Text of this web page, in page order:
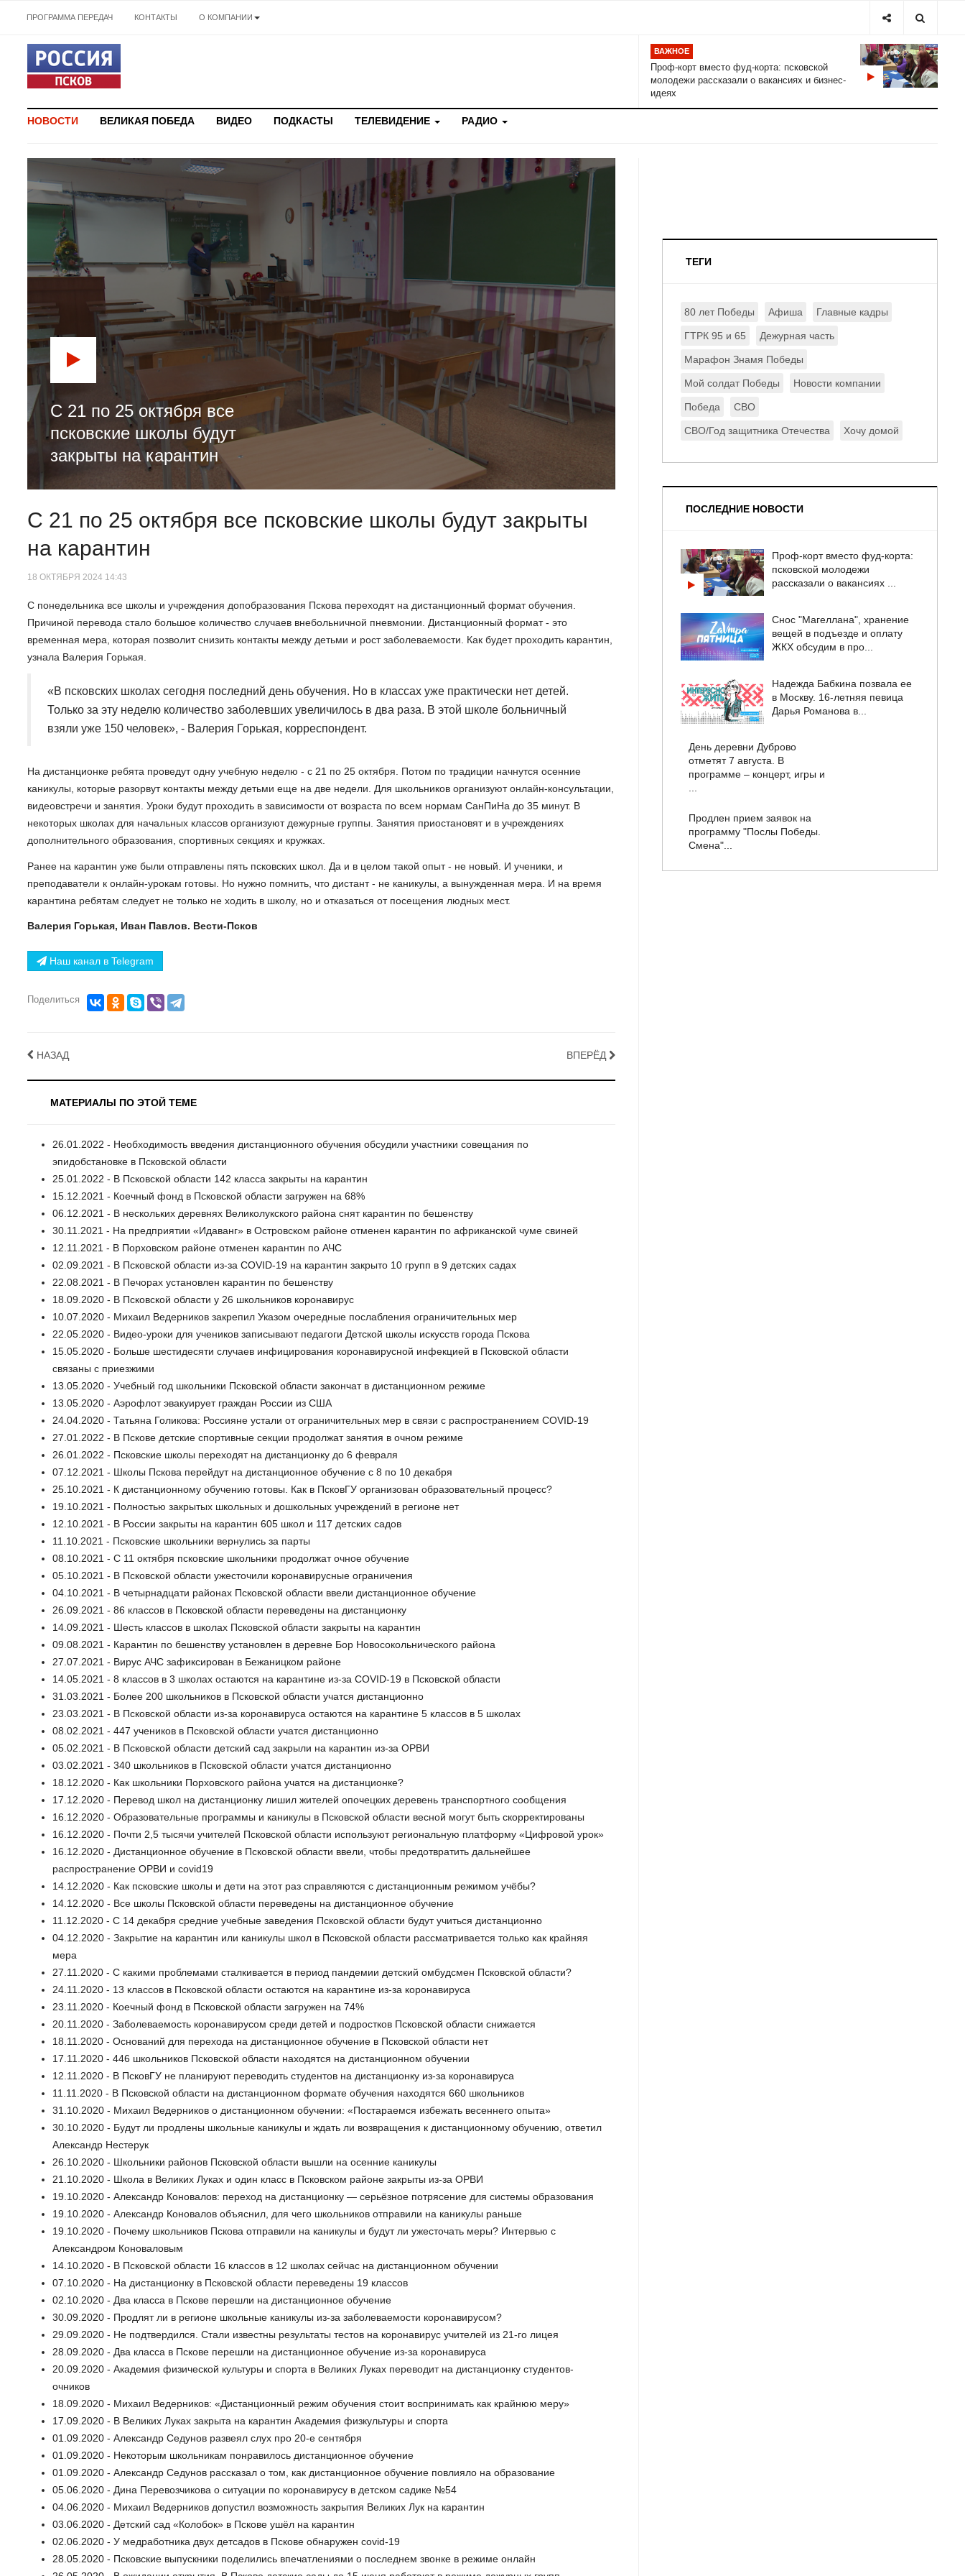
ПРОГРАММА ПЕРЕДАЧ КОНТАКТЫ О КОМПАНИИ
ВАЖНОЕ
Проф-корт вместо фуд-корта: псковской
молодежи рассказали о вакансиях и бизнес-
идеях
НОВОСТИ ВЕЛИКАЯ ПОБЕДА ВИДЕО ПОДКАСТЫ ТЕЛЕВИДЕНИЕ РАДИО
С 21 по 25 октября все
псковские школы будут
закрыты на карантин
С 21 по 25 октября все псковские школы будут закрыты
на карантин
18 ОКТЯБРЯ 2024 14:43
C понедельника все школы и учреждения допобразования Пскова переходят на дистанционный формат обучения.
Причиной перевода стало большое количество случаев внебольничной пневмонии. Дистанционный формат - это
временная мера, которая позволит снизить контакты между детьми и рост заболеваемости. Как будет проходить карантин,
узнала Валерия Горькая.
«В псковских школах сегодня последний день обучения. Но в классах уже практически нет детей.
Только за эту неделю количество заболевших увеличилось в два раза. В этой школе больничный
взяли уже 150 человек», - Валерия Горькая, корреспондент.
На дистанционке ребята проведут одну учебную неделю - с 21 по 25 октября. Потом по традиции начнутся осенние
каникулы, которые разорвут контакты между детьми еще на две недели. Для школьников организуют онлайн-консультации,
видеовстречи и занятия. Уроки будут проходить в зависимости от возраста по всем нормам СанПиНа до 35 минут. В
некоторых школах для начальных классов организуют дежурные группы. Занятия приостановят и в учреждениях
дополнительного образования, спортивных секциях и кружках.
Ранее на карантин уже были отправлены пять псковских школ. Да и в целом такой опыт - не новый. И ученики, и
преподаватели к онлайн-урокам готовы. Но нужно помнить, что дистант - не каникулы, а вынужденная мера. И на время
карантина ребятам следует не только не ходить в школу, но и отказаться от посещения людных мест.
Валерия Горькая, Иван Павлов. Вести-Псков
Наш канал в Telegram
Поделиться
НАЗАД ВПЕРЁД
МАТЕРИАЛЫ ПО ЭТОЙ ТЕМЕ
26.01.2022 - Необходимость введения дистанционного обучения обсудили участники совещания по
эпидобстановке в Псковской области
25.01.2022 - В Псковской области 142 класса закрыты на карантин
15.12.2021 - Коечный фонд в Псковской области загружен на 68%
06.12.2021 - В нескольких деревнях Великолукского района снят карантин по бешенству
30.11.2021 - На предприятии «Идаванг» в Островском районе отменен карантин по африканской чуме свиней
12.11.2021 - В Порховском районе отменен карантин по АЧС
02.09.2021 - В Псковской области из-за COVID-19 на карантин закрыто 10 групп в 9 детских садах
22.08.2021 - В Печорах установлен карантин по бешенству
18.09.2020 - В Псковской области у 26 школьников коронавирус
10.07.2020 - Михаил Ведерников закрепил Указом очередные послабления ограничительных мер
22.05.2020 - Видео-уроки для учеников записывают педагоги Детской школы искусств города Пскова
15.05.2020 - Больше шестидесяти случаев инфицирования коронавирусной инфекцией в Псковской области
связаны с приезжими
13.05.2020 - Учебный год школьники Псковской области закончат в дистанционном режиме
13.05.2020 - Аэрофлот эвакуирует граждан России из США
24.04.2020 - Татьяна Голикова: Россияне устали от ограничительных мер в связи с распространением COVID-19
27.01.2022 - В Пскове детские спортивные секции продолжат занятия в очном режиме
26.01.2022 - Псковские школы переходят на дистанционку до 6 февраля
07.12.2021 - Школы Пскова перейдут на дистанционное обучение с 8 по 10 декабря
25.10.2021 - К дистанционному обучению готовы. Как в ПсковГУ организован образовательный процесс?
19.10.2021 - Полностью закрытых школьных и дошкольных учреждений в регионе нет
12.10.2021 - В России закрыты на карантин 605 школ и 117 детских садов
11.10.2021 - Псковские школьники вернулись за парты
08.10.2021 - С 11 октября псковские школьники продолжат очное обучение
05.10.2021 - В Псковской области ужесточили коронавирусные ограничения
04.10.2021 - В четырнадцати районах Псковской области ввели дистанционное обучение
26.09.2021 - 86 классов в Псковской области переведены на дистанционку
14.09.2021 - Шесть классов в школах Псковской области закрыты на карантин
09.08.2021 - Карантин по бешенству установлен в деревне Бор Новосокольнического района
27.07.2021 - Вирус АЧС зафиксирован в Бежаницком районе
14.05.2021 - 8 классов в 3 школах остаются на карантине из-за COVID-19 в Псковской области
31.03.2021 - Более 200 школьников в Псковской области учатся дистанционно
23.03.2021 - В Псковской области из-за коронавируса остаются на карантине 5 классов в 5 школах
08.02.2021 - 447 учеников в Псковской области учатся дистанционно
05.02.2021 - В Псковской области детский сад закрыли на карантин из-за ОРВИ
03.02.2021 - 340 школьников в Псковской области учатся дистанционно
18.12.2020 - Как школьники Порховского района учатся на дистанционке?
17.12.2020 - Перевод школ на дистанционку лишил жителей опочецких деревень транспортного сообщения
16.12.2020 - Образовательные программы и каникулы в Псковской области весной могут быть скорректированы
16.12.2020 - Почти 2,5 тысячи учителей Псковской области используют региональную платформу «Цифровой урок»
16.12.2020 - Дистанционное обучение в Псковской области ввели, чтобы предотвратить дальнейшее
распространение ОРВИ и covid19
14.12.2020 - Как псковские школы и дети на этот раз справляются с дистанционным режимом учёбы?
14.12.2020 - Все школы Псковской области переведены на дистанционное обучение
11.12.2020 - С 14 декабря средние учебные заведения Псковской области будут учиться дистанционно
04.12.2020 - Закрытие на карантин или каникулы школ в Псковской области рассматривается только как крайняя
мера
27.11.2020 - С какими проблемами сталкивается в период пандемии детский омбудсмен Псковской области?
24.11.2020 - 13 классов в Псковской области остаются на карантине из-за коронавируса
23.11.2020 - Коечный фонд в Псковской области загружен на 74%
20.11.2020 - Заболеваемость коронавирусом среди детей и подростков Псковской области снижается
18.11.2020 - Оснований для перехода на дистанционное обучение в Псковской области нет
17.11.2020 - 446 школьников Псковской области находятся на дистанционном обучении
12.11.2020 - В ПсковГУ не планируют переводить студентов на дистанционку из-за коронавируса
11.11.2020 - В Псковской области на дистанционном формате обучения находятся 660 школьников
31.10.2020 - Михаил Ведерников о дистанционном обучении: «Постараемся избежать весеннего опыта»
30.10.2020 - Будут ли продлены школьные каникулы и ждать ли возвращения к дистанционному обучению, ответил
Александр Нестерук
26.10.2020 - Школьники районов Псковской области вышли на осенние каникулы
21.10.2020 - Школа в Великих Луках и один класс в Псковском районе закрыты из-за ОРВИ
19.10.2020 - Александр Коновалов: переход на дистанционку — серьёзное потрясение для системы образования
19.10.2020 - Александр Коновалов объяснил, для чего школьников отправили на каникулы раньше
19.10.2020 - Почему школьников Пскова отправили на каникулы и будут ли ужесточать меры? Интервью с
Александром Коноваловым
14.10.2020 - В Псковской области 16 классов в 12 школах сейчас на дистанционном обучении
07.10.2020 - На дистанционку в Псковской области переведены 19 классов
02.10.2020 - Два класса в Пскове перешли на дистанционное обучение
30.09.2020 - Продлят ли в регионе школьные каникулы из-за заболеваемости коронавирусом?
29.09.2020 - Не подтвердился. Стали известны результаты тестов на коронавирус учителей из 21-го лицея
28.09.2020 - Два класса в Пскове перешли на дистанционное обучение из-за коронавируса
20.09.2020 - Академия физической культуры и спорта в Великих Луках переводит на дистанционку студентов-
очников
18.09.2020 - Михаил Ведерников: «Дистанционный режим обучения стоит воспринимать как крайнюю меру»
17.09.2020 - В Великих Луках закрыта на карантин Академия физкультуры и спорта
01.09.2020 - Александр Седунов развеял слух про 20-е сентября
01.09.2020 - Некоторым школьникам понравилось дистанционное обучение
01.09.2020 - Александр Седунов рассказал о том, как дистанционное обучение повлияло на образование
05.06.2020 - Дина Перевозчикова о ситуации по коронавирусу в детском садике №54
04.06.2020 - Михаил Ведерников допустил возможность закрытия Великих Лук на карантин
03.06.2020 - Детский сад «Колобок» в Пскове ушёл на карантин
02.06.2020 - У медработника двух детсадов в Пскове обнаружен covid-19
28.05.2020 - Псковские выпускники поделились впечатлениями о последнем звонке в режиме онлайн
ТЕГИ
80 лет Победы Афиша Главные кадры
ГТРК 95 и 65 Дежурная часть
Марафон Знамя Победы
Мой солдат Победы Новости компании
Победа СВО
СВО/Год защитника Отечества Хочу домой
ПОСЛЕДНИЕ НОВОСТИ
Проф-корт вместо фуд-корта:
псковской молодежи
рассказали о вакансиях ...
Снос "Магеллана", хранение
вещей в подъезде и оплату
ЖКХ обсудим в про...
Надежда Бабкина позвала ее
в Москву. 16-летняя певица
Дарья Романова в...
День деревни Дуброво
отметят 7 августа. В
программе – концерт, игры и
...
Продлен прием заявок на
программу "Послы Победы.
Смена"...